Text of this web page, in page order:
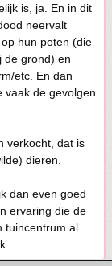
is, ja. En in dit
neervalt
hun poten (die
de grond) en
etc. En dan
vaak de gevolgen
verkocht, dat is
dieren.
dan even goed
ervaring die de
tuincentrum al